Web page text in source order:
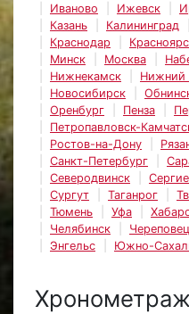
Иваново
Ижевск
Казань
Калининград
Краснодар
Минск
Москва
Нижнекамск
Нижний
Новосибирск
Оренбург
Пенза
Петропавловск-
Ростов-на-Дону
Санкт-Петербург
Северодвинск
Сургут
Таганрог
Тюмень
Уфа
Челябинск
Череповец
Энгельс
Южно-
Хронометраж